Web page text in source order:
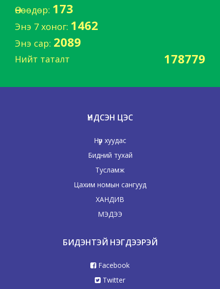
Өнөөдөр: 173
Энэ 7 хоног: 1462
Энэ сар: 2089
Нийт таталт 178779
ҮНДСЭН ЦЭС
Нүүр хуудас
Бидний тухай
Тусламж
Цахим номын сангууд
ХАНДИВ
МЭДЭЭ
БИДЭНТЭЙ НЭГДЭЭРЭЙ
Facebook
Twitter